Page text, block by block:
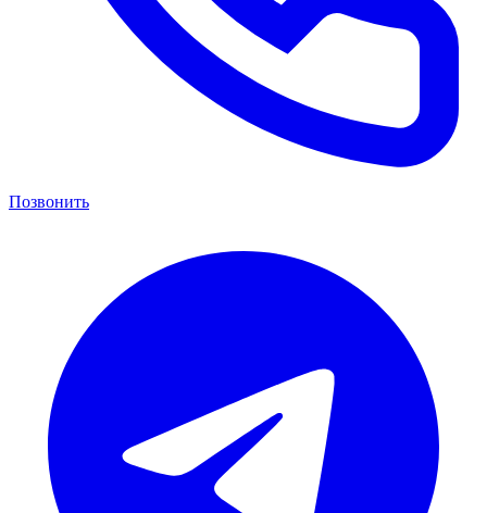
Позвонить